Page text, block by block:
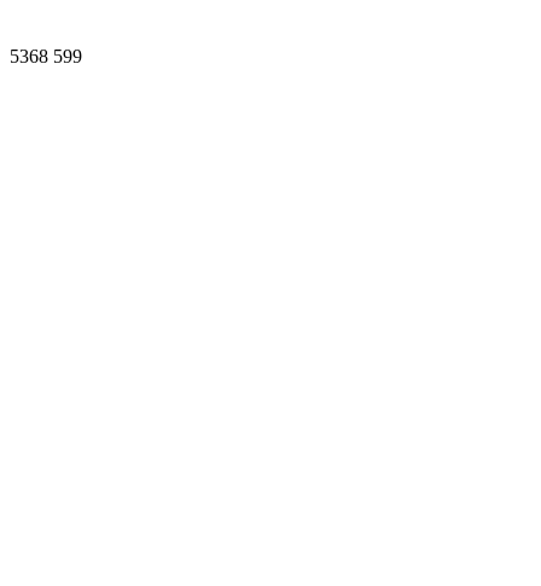
5368 599